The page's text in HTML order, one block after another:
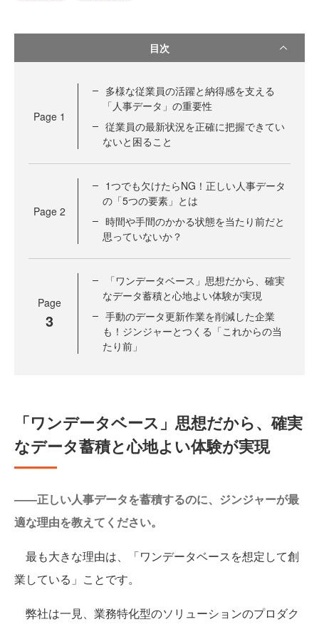
目次
Page 1
多様な従業員の活躍と納得感を支える
「人事データ」の重要性
従業員の最新状況を正確に把握できてい
ないと困ること
Page 2
1つでも欠けたらNG！正しい人事データ
の「5つの要素」とは
時間や手間のかかる状態を当たり前だと
思っていないか？
Page
3
「ワンデータベース」思想だから、確実
なデータ蓄積と心地よい体験が実現
手動のデータ更新作業を削減した企業
も！ジンジャーとつくる「これからの当
たり前」
「ワンデータベース」思想だから、確実
なデータ蓄積と心地よい体験が実現
——正しい人事データを蓄積するのに、ジンジャーが最
適な理由を教えてください。
最も大きな理由は、「ワンデータベースを想定して創
業している」ことです。
弊社は一見、業務特化型のソリューションのプロダク